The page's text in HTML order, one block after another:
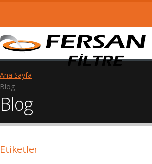
Ana Sayfa
Blog
Blog
Etiketler